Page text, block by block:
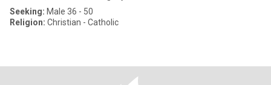
Seeking: Male 36 - 50
Religion: Christian - Catholic